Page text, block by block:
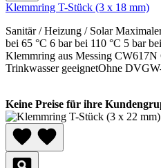
Klemmring T-Stück (3 x 18 mm)
Sanitär / Heizung / Solar
bei 65 °C 6 bar bei 110 °C 5 bar
Klemmring aus Messing
Trinkwasser geeignetOhne
Keine Preise für ihre